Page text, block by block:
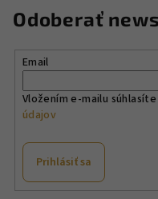
Odoberať
Email
Vložením e-mailu
údajov
Prihlásiť sa